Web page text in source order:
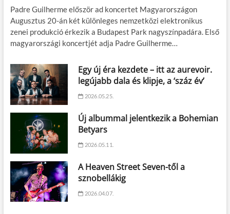
Padre Guilherme először ad koncertet Magyarországon
Augusztus 20-án két különleges nemzetközi elektronikus
zenei produkció érkezik a Budapest Park nagyszínpadára. Első
magyarországi koncertjét adja Padre Guilherme…
Egy új éra kezdete – itt az aurevoir.
legújabb dala és klipje, a ‘száz év’
2026.05.25.
Új albummal jelentkezik a Bohemian
Betyars
2026.05.11.
A Heaven Street Seven-től a
sznobellákig
2026.04.07.